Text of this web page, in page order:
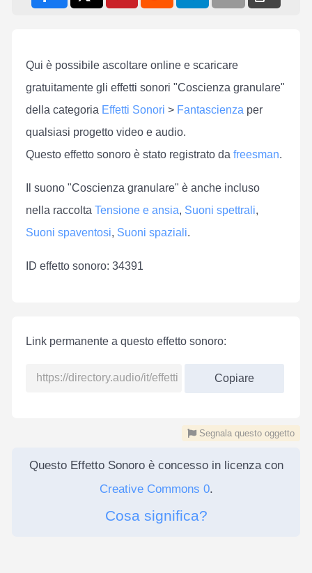
Qui è possibile ascoltare online e scaricare
gratuitamente gli effetti sonori "Coscienza granulare"
della categoria Effetti Sonori > Fantascienza per
qualsiasi progetto video e audio.
Questo effetto sonoro è stato registrato da freesman.
Il suono "Coscienza granulare" è anche incluso
nella raccolta Tensione e ansia, Suoni spettrali,
Suoni spaventosi, Suoni spaziali.
ID effetto sonoro: 34391
Link permanente a questo effetto sonoro:
Copiare
Segnala questo oggetto
Questo Effetto Sonoro è concesso in licenza con
Creative Commons 0.
Cosa significa?